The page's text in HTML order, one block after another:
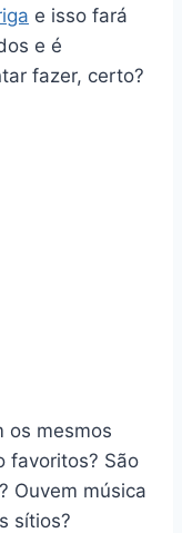
e isso fará
e é
fazer, certo?
os mesmos
favoritos? São
Ouvem música
sítios?